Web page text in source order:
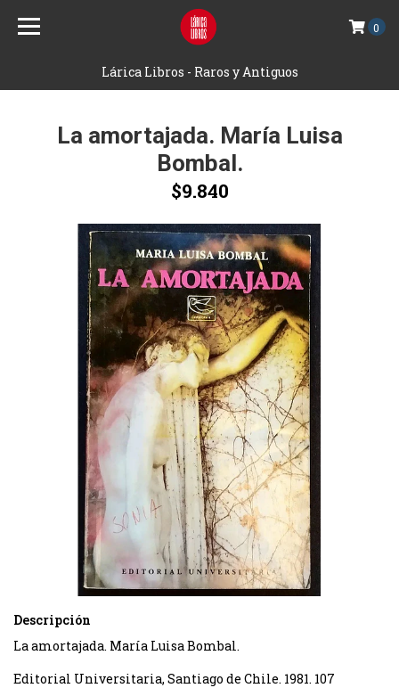
Lárica Libros - Raros y Antiguos
0
La amortajada. María Luisa
Bombal.
$9.840
Descripción
La amortajada. María Luisa Bombal.
Editorial Universitaria, Santiago de Chile. 1981. 107